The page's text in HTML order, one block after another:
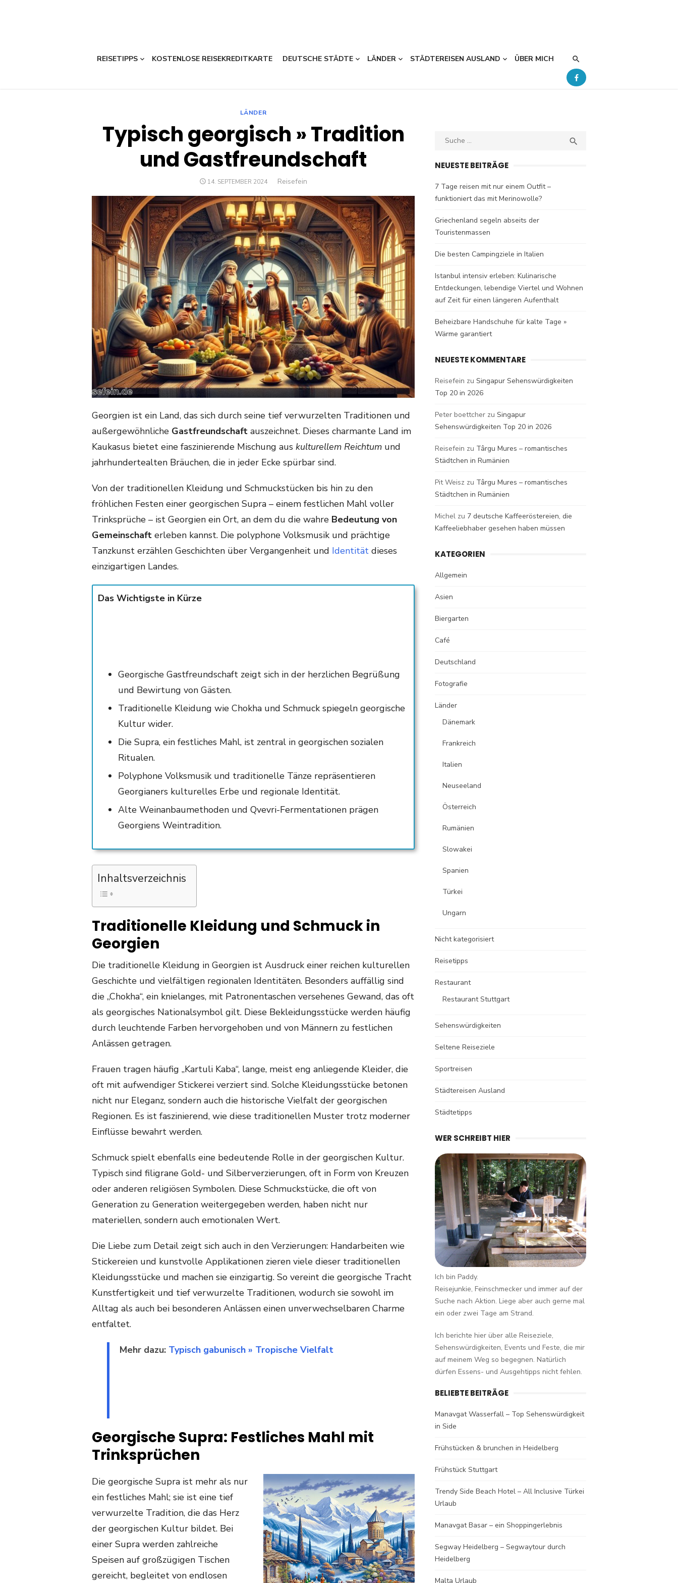
REISETIPPS KOSTENLOSE REISEKREDITKARTE DEUTSCHE STÄDTE LÄNDER STÄDTEREISEN AUSLAND ÜBER MICH
LÄNDER
Typisch georgisch » Tradition
und Gastfreundschaft
POSTED
14. SEPTEMBER 2024 Author
Reisefein
Georgien ist ein Land, das sich durch seine tief verwurzelten Traditionen und
außergewöhnliche Gastfreundschaft auszeichnet. Dieses charmante Land im
Kaukasus bietet eine faszinierende Mischung aus kulturellem Reichtum und
jahrhundertealten Bräuchen, die in jeder Ecke spürbar sind.
Von der traditionellen Kleidung und Schmuckstücken bis hin zu den
fröhlichen Festen einer georgischen Supra – einem festlichen Mahl voller
Trinksprüche – ist Georgien ein Ort, an dem du die wahre Bedeutung von
Gemeinschaft erleben kannst. Die polyphone Volksmusik und prächtige
Tanzkunst erzählen Geschichten über Vergangenheit und Identität dieses
einzigartigen Landes.
Das Wichtigste in Kürze
Georgische Gastfreundschaft zeigt sich in der herzlichen Begrüßung
und Bewirtung von Gästen.
Traditionelle Kleidung wie Chokha und Schmuck spiegeln georgische
Kultur wider.
Die Supra, ein festliches Mahl, ist zentral in georgischen sozialen
Ritualen.
Polyphone Volksmusik und traditionelle Tänze repräsentieren
Georgianers kulturelles Erbe und regionale Identität.
Alte Weinanbaumethoden und Qvevri-Fermentationen prägen
Georgiens Weintradition.
Inhaltsverzeichnis
Traditionelle Kleidung und Schmuck in
Georgien
Die traditionelle Kleidung in Georgien ist Ausdruck einer reichen kulturellen
Geschichte und vielfältigen regionalen Identitäten. Besonders auffällig sind
die „Chokha“, ein knielanges, mit Patronentaschen versehenes Gewand, das oft
als georgisches Nationalsymbol gilt. Diese Bekleidungsstücke werden häufig
durch leuchtende Farben hervorgehoben und von Männern zu festlichen
Anlässen getragen.
Frauen tragen häufig „Kartuli Kaba“, lange, meist eng anliegende Kleider, die
oft mit aufwendiger Stickerei verziert sind. Solche Kleidungsstücke betonen
nicht nur Eleganz, sondern auch die historische Vielfalt der georgischen
Regionen. Es ist faszinierend, wie diese traditionellen Muster trotz moderner
Einflüsse bewahrt werden.
Schmuck spielt ebenfalls eine bedeutende Rolle in der georgischen Kultur.
Typisch sind filigrane Gold- und Silberverzierungen, oft in Form von Kreuzen
oder anderen religiösen Symbolen. Diese Schmuckstücke, die oft von
Generation zu Generation weitergegeben werden, haben nicht nur
materiellen, sondern auch emotionalen Wert.
Die Liebe zum Detail zeigt sich auch in den Verzierungen: Handarbeiten wie
Stickereien und kunstvolle Applikationen zieren viele dieser traditionellen
Kleidungsstücke und machen sie einzigartig. So vereint die georgische Tracht
Kunstfertigkeit und tief verwurzelte Traditionen, wodurch sie sowohl im
Alltag als auch bei besonderen Anlässen einen unverwechselbaren Charme
entfaltet.
Mehr dazu: Typisch gabunisch » Tropische Vielfalt
Georgische Supra: Festliches Mahl mit
Trinksprüchen
Die georgische Supra ist mehr als nur
ein festliches Mahl; sie ist eine tief
verwurzelte Tradition, die das Herz
der georgischen Kultur bildet. Bei
einer Supra werden zahlreiche
Speisen auf großzügigen Tischen
gereicht, begleitet von endlosen
Search

NEUESTE BEITRÄGE
7 Tage reisen mit nur einem Outfit –
funktioniert das mit Merinowolle?
Griechenland segeln abseits der
Touristenmassen
Die besten Campingziele in Italien
Istanbul intensiv erleben: Kulinarische
Entdeckungen, lebendige Viertel und Wohnen
auf Zeit für einen längeren Aufenthalt
Beheizbare Handschuhe für kalte Tage »
Wärme garantiert
NEUESTE KOMMENTARE
Reisefein zu Singapur Sehenswürdigkeiten
Top 20 in 2026
Peter boettcher zu Singapur
Sehenswürdigkeiten Top 20 in 2026
Reisefein zu Târgu Mures – romantisches
Städtchen in Rumänien
Pit Weisz zu Târgu Mures – romantisches
Städtchen in Rumänien
Michel zu 7 deutsche Kaffeeröstereien, die
Kaffeeliebhaber gesehen haben müssen
KATEGORIEN
Allgemein
Asien
Biergarten
Café
Deutschland
Fotografie
Länder
Dänemark
Frankreich
Italien
Neuseeland
Österreich
Rumänien
Slowakei
Spanien
Türkei
Ungarn
Nicht kategorisiert
Reisetipps
Restaurant
Restaurant Stuttgart
Sehenswürdigkeiten
Seltene Reiseziele
Sportreisen
Städtereisen Ausland
Städtetipps
WER SCHREIBT HIER
Ich bin Paddy.
Reisejunkie, Feinschmecker und immer auf der
Suche nach Aktion. Liege aber auch gerne mal
ein oder zwei Tage am Strand.
Ich berichte hier über alle Reiseziele,
Sehenswürdigkeiten, Events und Feste, die mir
auf meinem Weg so begegnen. Natürlich
dürfen Essens- und Ausgehtipps nicht fehlen.
BELIEBTE BEITRÄGE
Manavgat Wasserfall – Top Sehenswürdigkeit
in Side
Frühstücken & brunchen in Heidelberg
Frühstück Stuttgart
Trendy Side Beach Hotel – All Inclusive Türkei
Urlaub
Manavgat Basar – ein Shoppingerlebnis
Segway Heidelberg – Segwaytour durch
Heidelberg
Malta Urlaub